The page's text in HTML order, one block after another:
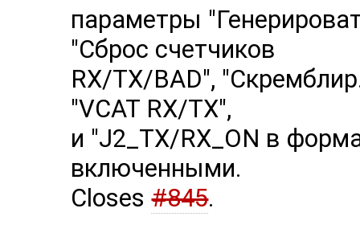
параметры
"Cброс счетчиков
RX/TX/BAD",
"VCAT RX/TX",
и "J2_TX/RX_ON в
включенными.
Closes#845.